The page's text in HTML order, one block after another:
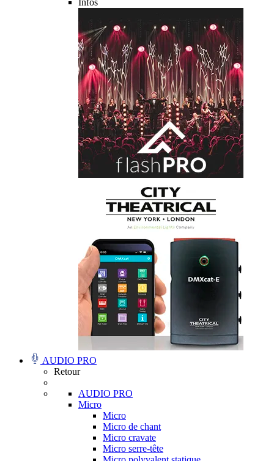
Infos
AUDIO PRO
Retour
AUDIO PRO
Micro
Micro
Micro de chant
Micro cravate
Micro serre-tête